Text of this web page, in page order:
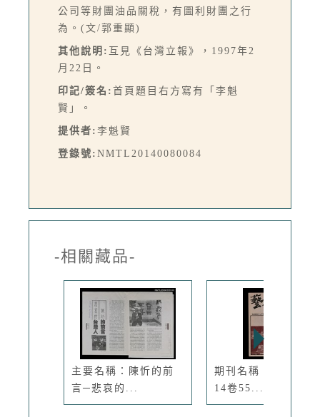
公司等財團油品關稅，有圖利財團之行
為。(文/郭重顯)
其他說明: 互見《台灣立報》，1997年2
月22日。
印記/簽名: 首頁題目右方寫有「李魁
賢」。
提供者: 李魁賢
登錄號: NMTL20140080084
-相關藏品-
主要名稱：陳忻的前
言─悲哀的...
期刊名稱：臺灣文藝
14卷55...